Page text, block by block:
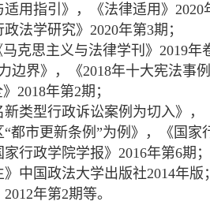
用指引》，《法律适用》2020
法学研究》2020年第3期；
克思主义与法律学刊》2019年
界》，《2018年十大宪法事例
2018年第2期；
型行政诉讼案例为切入》，
市更新条例”为例》，《国家
行政学院学报》2016年第6期；
中国政法大学出版社2014年版；
年第2期等。